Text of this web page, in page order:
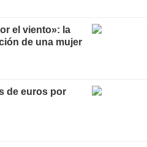
el viento»: la
de una mujer
de euros por